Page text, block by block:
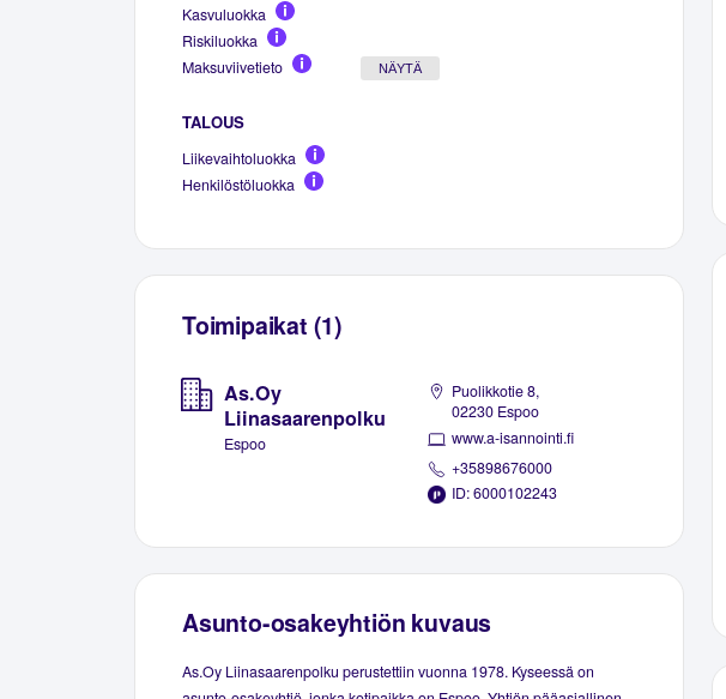
Kasvuluokka
Riskiluokka
Maksuviivetieto
NÄYTÄ
TALOUS
Liikevaihtoluokka
Henkilöstöluokka
Toimipaikat (1)
As.Oy
Liinasaarenpolku
Espoo
Puolikkotie 8,
02230 Espoo
www.a-isannointi.fi
+35898676000
ID: 6000102243
Asunto-osakeyhtiön kuvaus
As.Oy Liinasaarenpolku perustettiin vuonna 1978. Kyseessä on